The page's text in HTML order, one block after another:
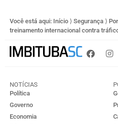
Você está aqui: Início ⟩ Segurança ⟩
treinamento internacional contra
NOTÍCIAS
Política
Governo
Economia